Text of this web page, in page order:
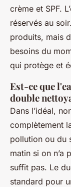
crème et SPF.
réservés au
produits, mais
besoins du
qui protège et
Est-ce que
double
Dans l’idéal,
complètement
pollution ou du
matin si on n’a
suffit pas. Le
standard pour